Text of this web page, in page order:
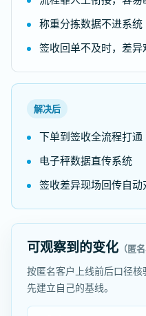
称重分拣数据不进系统
签收回单不及时，差异
解决后
下单到签收全流程打通
电子秤数据直传系统
签收差异现场回传自动
可观察到的变化 （匿
按匿名客户上线前后口径
先建立自己的基线。